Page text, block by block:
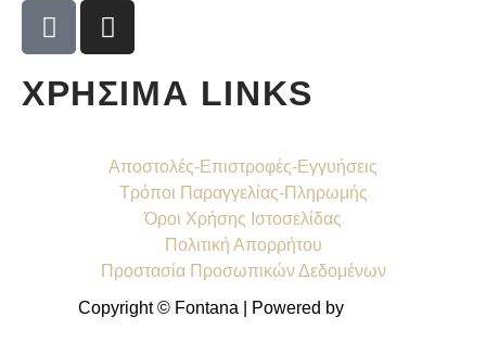
ΧΡΗΣΙΜΑ LINKS
Αποστολές-Επιστροφές-Εγγυήσεις
Τρόποι Παραγγελίας-Πληρωμής
Όροι Χρήσης Ιστοσελίδας
Πολιτική Απορρήτου
Προστασία Προσωπικών Δεδομένων
Copyright © Fontana | Powered by